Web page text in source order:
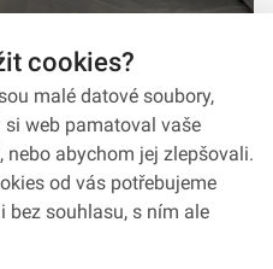
cookies?
malé datové soubory,
si web pamatoval vaše
abychom jej zlepšovali.
od vás potřebujeme
bez souhlasu, s ním ale